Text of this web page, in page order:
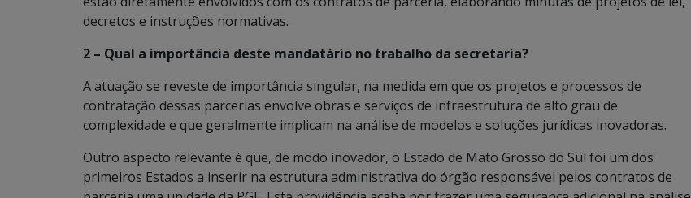
decretos e instruções normativas.
2 – Qual a importância deste mandatário no trabalho da secretaria?
A atuação se reveste de importância singular, na medida em que os projetos e processos de
contratação dessas parcerias envolve obras e serviços de infraestrutura de alto grau de
complexidade e que geralmente implicam na análise de modelos e soluções jurídicas inovadoras.
Outro aspecto relevante é que, de modo inovador, o Estado de Mato Grosso do Sul foi um dos
primeiros Estados a inserir na estrutura administrativa do órgão responsável pelos contratos de